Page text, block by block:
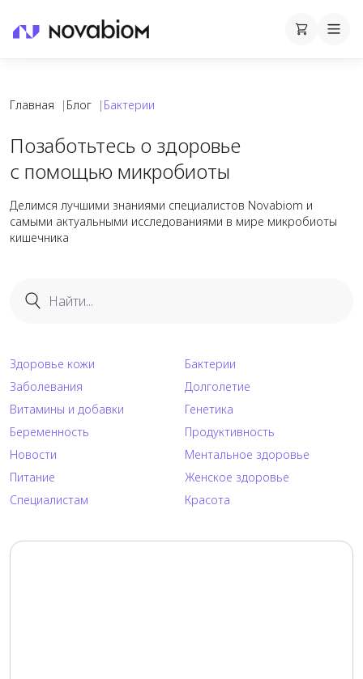
Корзина
Cart
Главная | Блог | Бактерии
Статьи о бактериях в блоге Novabiom
Позаботьтесь о здоровье
с помощью микробиоты
Делимся лучшими знаниями специалистов Novabiom и
самыми актуальными исследованиями в мире микробиоты
кишечника
Здоровье кожи
Бактерии
Заболевания
Долголетие
Витамины и добавки
Генетика
Беременность
Продуктивность
Новости
Ментальное здоровье
Питание
Женское здоровье
Специалистам
Красота